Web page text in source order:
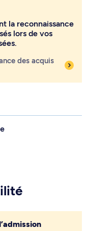
la reconnaissance
lors de vos
des acquis